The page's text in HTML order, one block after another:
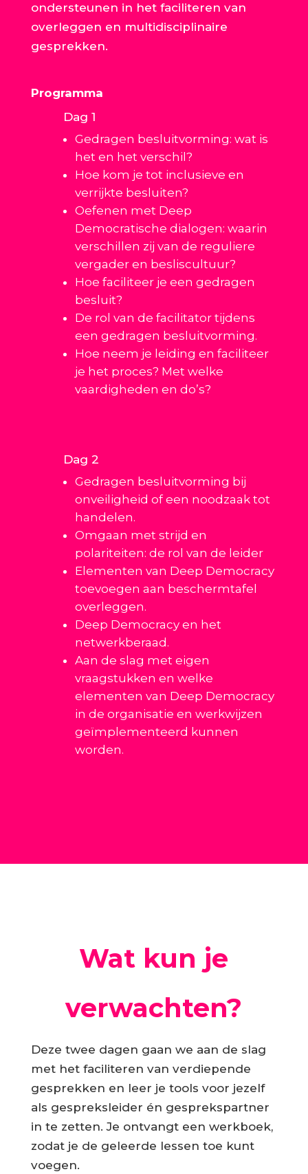
ondersteunen in het faciliteren van
overleggen en multidisciplinaire
gesprekken.
Programma
Dag 1
Gedragen besluitvorming: wat is
het en het verschil?
Hoe kom je tot inclusieve en
verrijkte besluiten?
Oefenen met Deep
Democratische dialogen: waarin
verschillen zij van de reguliere
vergader en besliscultuur?
Hoe faciliteer je een gedragen
besluit?
De rol van de facilitator tijdens
een gedragen besluitvorming.
Hoe neem je leiding en faciliteer
je het proces? Met welke
vaardigheden en do’s?
Dag 2
Gedragen besluitvorming bij
onveiligheid of een noodzaak tot
handelen.
Omgaan met strijd en
polariteiten: de rol van de leider
Elementen van Deep Democracy
toevoegen aan beschermtafel
overleggen.
Deep Democracy en het
netwerkberaad.
Aan de slag met eigen
vraagstukken en welke
elementen van Deep Democracy
in de organisatie en werkwijzen
geïmplementeerd kunnen
worden.
Wat kun je
verwachten?
Deze twee dagen gaan we aan de slag
met het faciliteren van verdiepende
gesprekken en leer je tools voor jezelf
als gespreksleider én gesprekspartner
in te zetten. Je ontvangt een werkboek,
zodat je de geleerde lessen toe kunt
voegen.